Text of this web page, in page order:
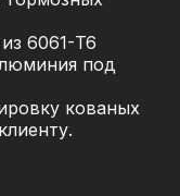
6061-T6
под
кованых